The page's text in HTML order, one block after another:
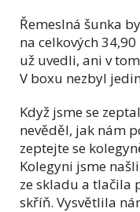
Řemeslná šunka
na celkových
už uvedli, ani v
V boxu nezbyl
Když jsme se
nevěděl, jak nám
zeptejte se
Kolegyni jsme
ze skladu a tlačila
skříň. Vysvětlila